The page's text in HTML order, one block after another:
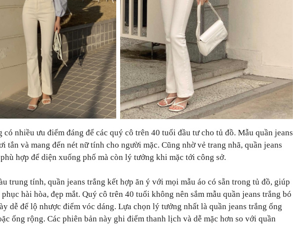
có nhiều ưu điểm đáng để các quý cô trên 40 tuổi đầu tư cho tủ đồ. Mẫu quần jeans
tắn và mang đến nét nữ tính cho người mặc. Cũng nhờ vẻ trang nhã, quần jeans
hợp để diện xuống phố mà còn lý tưởng khi mặc tới công sở.
trung tính, quần jeans trắng kết hợp ăn ý với mọi mẫu áo có sẵn trong tủ đồ, giúp
hài hòa, đẹp mắt. Quý cô trên 40 tuổi không nên sắm mẫu quần jeans trắng bó
dễ để lộ nhược điểm vóc dáng. Lựa chọn lý tưởng nhất là quần jeans trắng ống
ống rộng. Các phiên bản này ghi điểm thanh lịch và dễ mặc hơn so với quần